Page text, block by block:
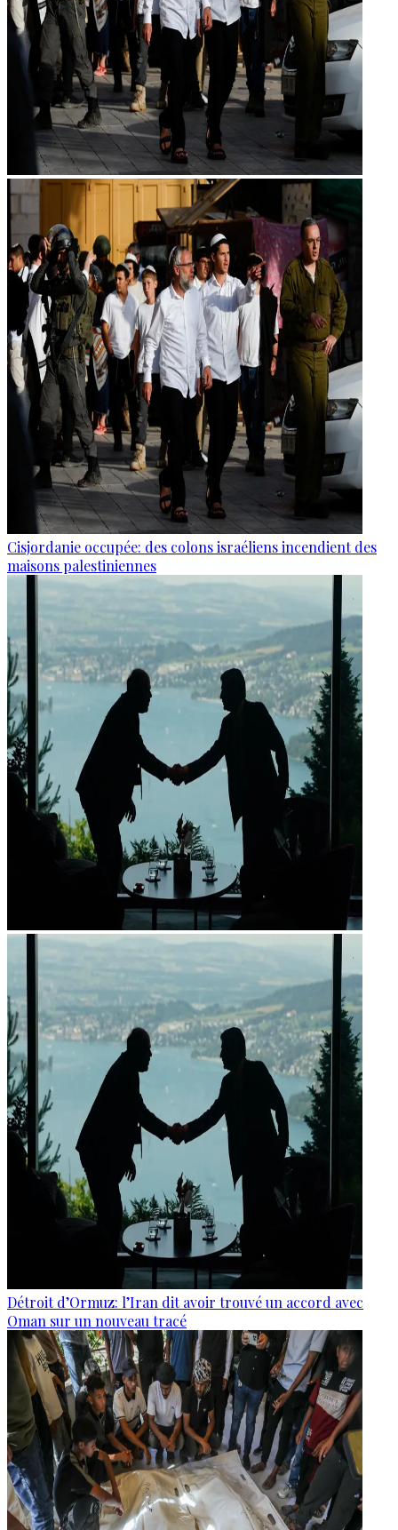
Cisjordanie occupée: des colons israéliens incendient des
maisons palestiniennes
Détroit d’Ormuz: l’Iran dit avoir trouvé un accord avec
Oman sur un nouveau tracé